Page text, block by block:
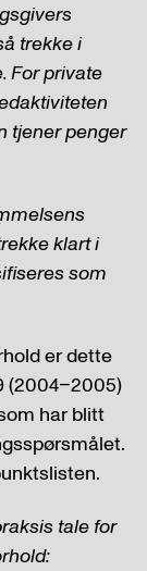
trekke i
For private
tjener penger
klart i
som
er dette
(2004–2005)
har blitt
tale for